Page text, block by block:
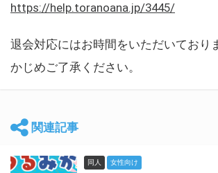
https://help.toranoana.jp/3445/
退会対応にはお時間をいただいており
かじめご了承ください。
関連記事
同人 女性向け